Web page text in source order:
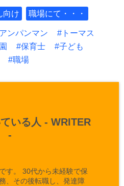
向け 職場にて・・・
アンパンマン
トーマス
保育士
子ども
職場
いる人 - WRITER
-
す。 30代から未経験で保
、その後転職し、発達障